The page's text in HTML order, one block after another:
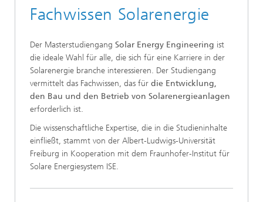
Fachwissen Solarenergie
Der Masterstudiengang Solar Energy Engineering ist
die ideale Wahl für alle, die sich für eine Karriere in der
Solarenergie branche interessieren. Der Studiengang
vermittelt das Fachwissen, das für die Entwicklung,
den Bau und den Betrieb von Solarenergieanlagen
erforderlich ist.
Die wissenschaftliche Expertise, die in die Studieninhalte
einfließt, stammt von der Albert-Ludwigs-Universität
Freiburg in Kooperation mit dem Fraunhofer-Institut für
Solare Energiesystem ISE.